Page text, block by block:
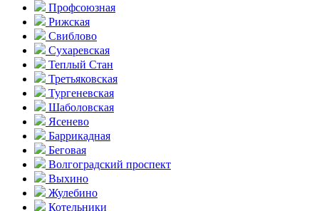
Профсоюзная
Рижская
Свиблово
Сухаревская
Теплый Стан
Третьяковская
Тургеневская
Шаболовская
Ясенево
Баррикадная
Беговая
Волгоградский проспект
Выхино
Жулебино
Котельники